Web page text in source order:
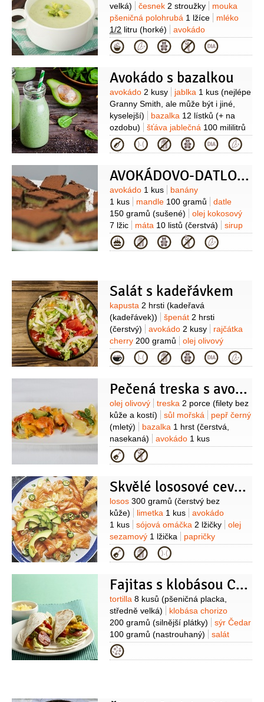
velká)
česnek 2 stroužky
mouka
pšeničná polohrubá 1 lžíce
mléko
1/2 litru (horké)
avokádo
2 kusy
jogurt bílý
(na
ozdobení)
koření chilli řeřicha
Kategorie
Avokádo s bazalkou
Suroviny
avokádo 2 kusy jablka 1 kus (nejlépe
Granny Smith, ale může být i jiné,
kyselejší)
bazalka 12 lístků (+ na
ozdobu)
šťáva jablečná 100 mililitrů
Kategorie
AVOKÁDOVO-DATLOVÝ ŘEZ
Suroviny
avokádo 1 kus
banány
1 kus
mandle 100 gramů
datle
150 gramů (sušené)
olej kokosový
7 lžic
máta 10 listů (čerstvá)
sirup
javorový3 lžíce kakao 3 lžíce
posypání)
voda3 lžíce (3-5 lžic)
Kategorie
Salát s kadeřávkem
Suroviny
kapusta 2 hrsti (kadeřavá
(kadeřávek))
špenát 2 hrsti
(čerstvý)
avokádo 2 kusy
rajčátka
cherry 200 gramů
olej olivový
6 lžic
šťáva citronová (z 1
citronu)
česnek2 stroužky
hořčice
Kategorie
Pečená treska s avokádem
Suroviny
olej olivový treska 2 porce (filety bez
kůže a kostí)
sůl mořská
pepř černý
(mletý)
bazalka 1 hrst (čerstvá,
nasekaná)
avokádo 1 kus
(vypeckované, vydlabané a nakrájené
na plátky)
krevety150 gramů
1,4 decilitru
sýr150 gramů
(např.
Čedar)
Kategorie
Skvělé lososové ceviche
Suroviny
losos 300 gramů (čerstvý bez
kůže)
limetka 1 kus
avokádo
1 kus
sójová omáčka 2 lžičky
olej
sezamový 1 lžička
papričky
jalapenos 1 kus
(jen bílá část)
koriandr1 hrst
podávání)
Kategorie
Fajitas s klobásou Chorizo
Suroviny
tortilla 8 kusů (pšeničná placka,
středně velká)
klobása chorizo
200 gramů (silnější plátky)
sýr Čedar
100 gramů (nastrouhaný)
salát
ledový
(žlutá a červená)
cibule
Kategorie